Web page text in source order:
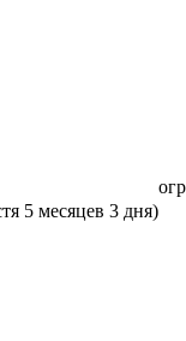
5 месяцев 3 дня)